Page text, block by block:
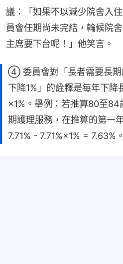
議：「如果不以減少院舍入
員會任期尚未完結，輪候院
主席要下台呢！」他笑言。
④ 委員會對「長者需要長期
下降1%」的詮釋是每年下降
×1%。舉例：若推算80至84
期護理服務，在推算的第一
7.71% - 7.71%×1% = 7.63%。